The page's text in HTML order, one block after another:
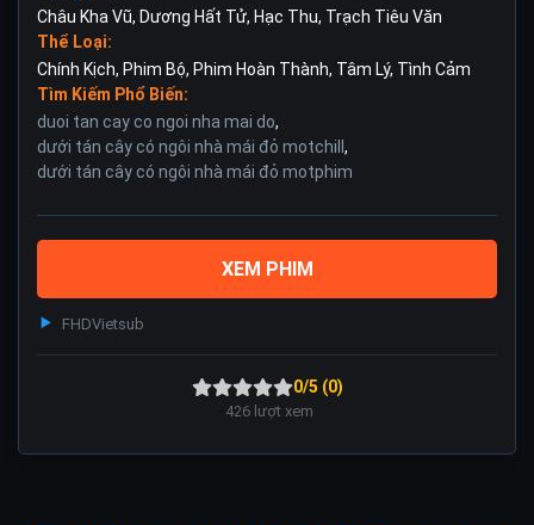
Châu Kha Vũ, Dương Hất Tử, Hạc Thu, Trạch Tiêu Văn
Thể Loại:
Chính Kịch, Phim Bộ, Phim Hoàn Thành, Tâm Lý, Tình Cảm
Tìm Kiếm Phổ Biến:
duoi tan cay co ngoi nha mai do,
dưới tán cây có ngôi nhà mái đỏ motchill ,
dưới tán cây có ngôi nhà mái đỏ motphim
XEM PHIM
FHDVietsub
0/5 (0)
426 lượt xem